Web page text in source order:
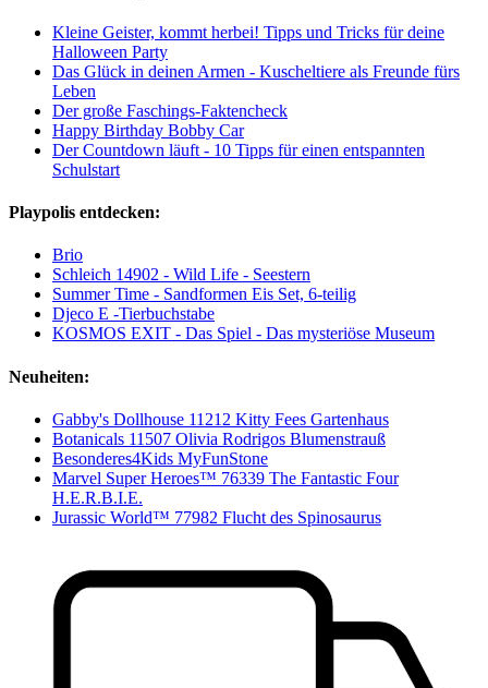
Kleine Geister, kommt herbei! Tipps und Tricks für deine
Halloween Party
Das Glück in deinen Armen - Kuscheltiere als Freunde fürs
Leben
Der große Faschings-Faktencheck
Happy Birthday Bobby Car
Der Countdown läuft - 10 Tipps für einen entspannten
Schulstart
Playpolis entdecken:
Brio
Schleich 14902 - Wild Life - Seestern
Summer Time - Sandformen Eis Set, 6-teilig
Djeco E -Tierbuchstabe
KOSMOS EXIT - Das Spiel - Das mysteriöse Museum
Neuheiten:
Gabby's Dollhouse 11212 Kitty Fees Gartenhaus
Botanicals 11507 Olivia Rodrigos Blumenstrauß
Besonderes4Kids MyFunStone
Marvel Super Heroes™ 76339 The Fantastic Four
H.E.R.B.I.E.
Jurassic World™ 77982 Flucht des Spinosaurus